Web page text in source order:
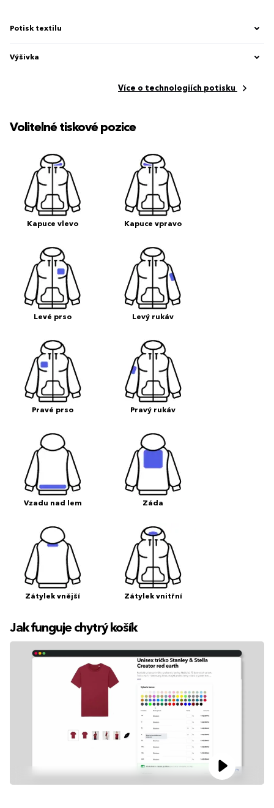
Potisk textilu
Výšivka
Více o technologiích potisku
Volitelné tiskové pozice
Kapuce vlevo Kapuce vpravo
Levé prso Levý rukáv
Pravé prso Pravý rukáv
Vzadu nad lem Záda
Zátylek vnější Zátylek vnitřní
Jak funguje chytrý košík